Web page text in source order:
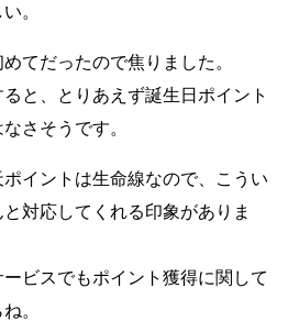
。
てだったので焦りました。
と、とりあえず誕生日ポイント
さそうです。
イントは生命線なので、こうい
対応してくれる印象がありま
ビスでもポイント獲得に関して
。